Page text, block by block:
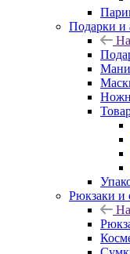
Подарки и
Рюкзаки и